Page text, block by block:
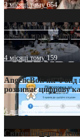
3 місяці тому654
«Кейс Тихона» у
оголив кризу
4 місяці тому159
AngelicBot: як Фонд
розвиває цифрову
6 днів тому9
Світові лідери в